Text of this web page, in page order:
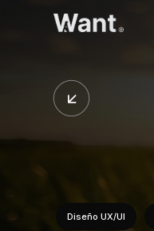
Diseño UX/UI